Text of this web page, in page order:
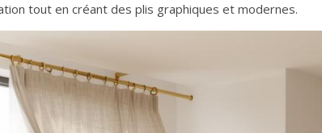
tout en créant des plis graphiques et modernes.